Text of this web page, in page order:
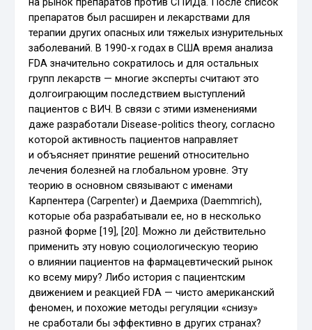
препаратов был расширен и лекарствами для
терапии других опасных или тяжелых изнурительных
заболеваний. В 1990-х годах в США время анализа
FDA значительно сократилось и для остальных
групп лекарств — многие эксперты считают это
долгоиграющим последствием выступлений
пациентов с ВИЧ. В связи с этими изменениями
даже разработали Disease-politics theory, согласно
которой активность пациентов направляет
и объясняет принятие решений относительно
лечения болезней на глобальном уровне. Эту
теорию в основном связывают с именами
Карпентера (Carpenter) и Даемриха (Daemmrich),
которые оба разрабатывали ее, но в несколько
разной форме [19], [20]. Можно ли действительно
применить эту новую социологическую теорию
о влиянии пациентов на фармацевтический рынок
ко всему миру? Либо история с пациентским
движением и реакцией FDA — чисто американский
феномен, и похожие методы регуляции «снизу»
не сработали бы эффективно в других странах?